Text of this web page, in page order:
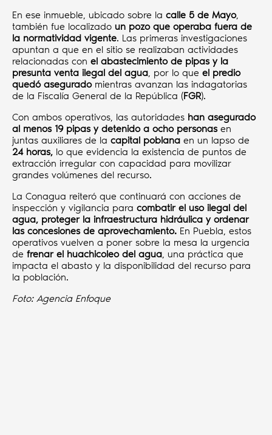
En ese inmueble, ubicado sobre la calle 5 de Mayo,
también fue localizado un pozo que operaba fuera de
la normatividad vigente. Las primeras investigaciones
apuntan a que en el sitio se realizaban actividades
relacionadas con el abastecimiento de pipas y la
presunta venta ilegal del agua, por lo que el predio
quedó asegurado mientras avanzan las indagatorias
de la Fiscalía General de la República (FGR).
Con ambos operativos, las autoridades han asegurado
al menos 19 pipas y detenido a ocho personasen
juntas auxiliares de la capital poblana en un lapso de
24 horas, lo que evidencia la existencia de puntos de
extracción irregular con capacidad para movilizar
grandes volúmenes del recurso.
La Conagua reiteró que continuará con acciones de
inspección y vigilancia para combatir el uso ilegal del
agua, proteger la infraestructura hidráulica y ordenar
las concesiones de aprovechamiento. En Puebla, estos
operativos vuelven a poner sobre la mesa la urgencia
de frenar el huachicoleo del agua, una práctica que
impacta el abasto y la disponibilidad del recurso para
la población.
Foto: Agencia Enfoque